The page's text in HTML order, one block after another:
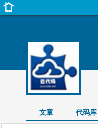
文章 代码库